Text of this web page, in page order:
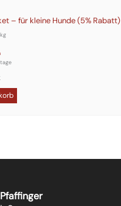
– für kleine Hunde (5% Rabatt)
kg